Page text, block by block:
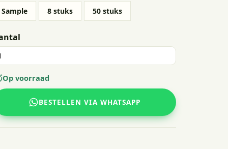
Sample 8 stuks 50 stuks
Op voorraad
BESTELLEN VIA WHATSAPP